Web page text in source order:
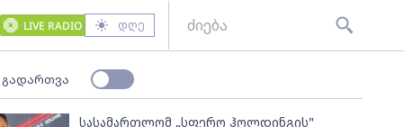
LIVE RADIO დღე
სასამართლომ „სფერო ჰოლდინგის"